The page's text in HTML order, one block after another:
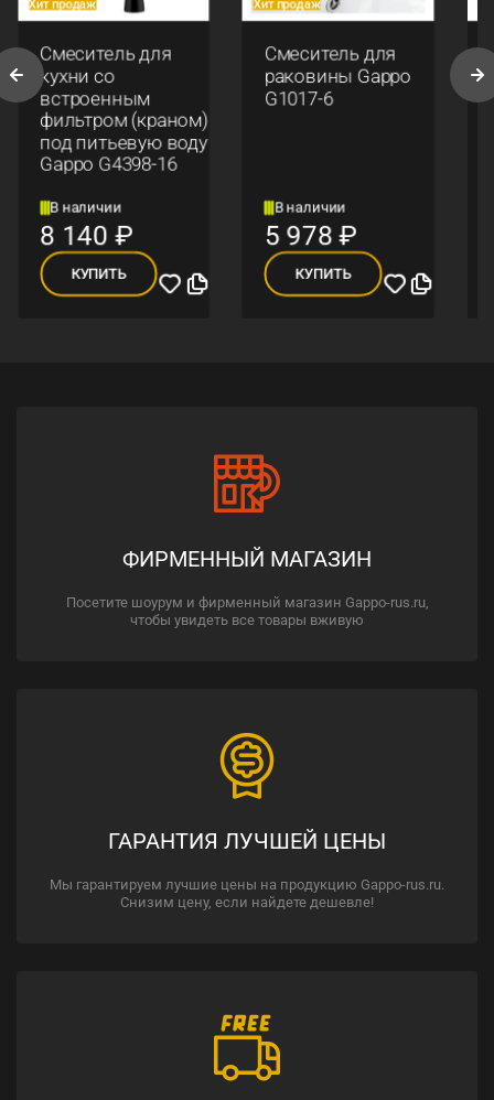
Хит продаж
Смеситель для
кухни со
встроенным
фильтром (краном)
под питьевую воду
Gappo G4398-16
В наличии
8 140 ₽
КУПИТЬ
Хит продаж
Смеситель для
раковины Gappo
G1017-6
В наличии
5 978₽
КУПИТЬ
ФИРМЕННЫЙ МАГАЗИН
Посетите шоурум и фирменный магазин Gappo-rus.ru,
чтобы увидеть все товары вживую
ГАРАНТИЯ ЛУЧШЕЙ ЦЕНЫ
Мы гарантируем лучшие цены на продукцию Gappo-rus.ru.
Снизим цену, если найдете дешевле!